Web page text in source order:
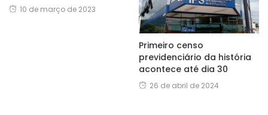
10 de março de 2023
Primeiro censo
previdenciário da história
acontece até dia 30
26 de abril de 2024